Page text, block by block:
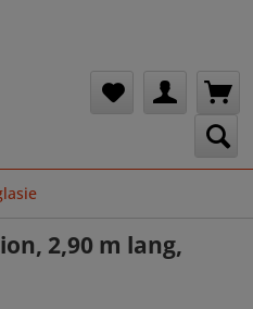
2,90 m lang,